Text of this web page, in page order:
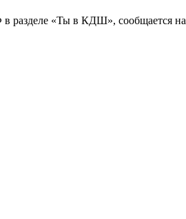
в разделе «Ты в КДШ», сообщается на